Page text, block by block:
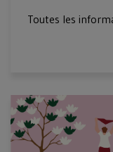
Toutes les